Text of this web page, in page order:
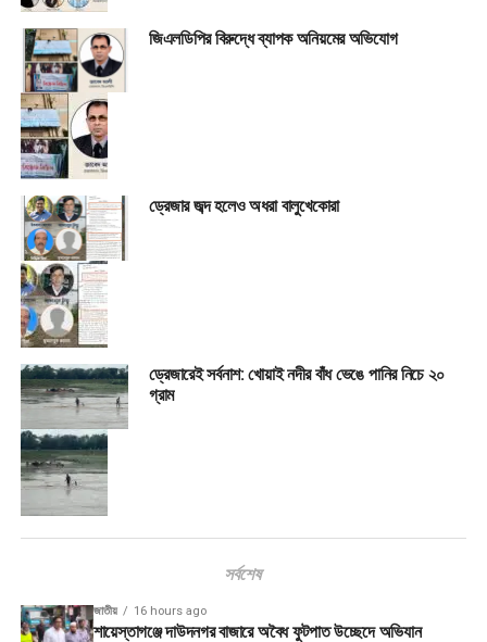
জিএলডিপির বিরুদ্ধে ব্যাপক অনিয়মের অভিযোগ
ড্রেজার জব্দ হলেও অধরা বালুখেকোরা
ড্রেজারেই সর্বনাশ: খোয়াই নদীর বাঁধ ভেঙে পানির নিচে ২০
গ্রাম
সর্বশেষ
জাতীয় 16 hours ago
শায়েস্তাগঞ্জে দাউদনগর বাজারে অবৈধ ফুটপাত উচ্ছেদে অভিযান